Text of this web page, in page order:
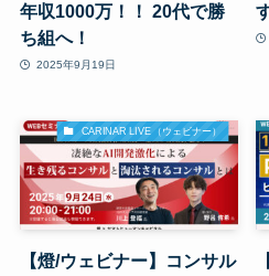
年収1000万！！ 20代で勝
ち組へ！
2025年9月19日
CARINAR LIVE（ウェビナー）
【燈/ウェビナー】コンサル